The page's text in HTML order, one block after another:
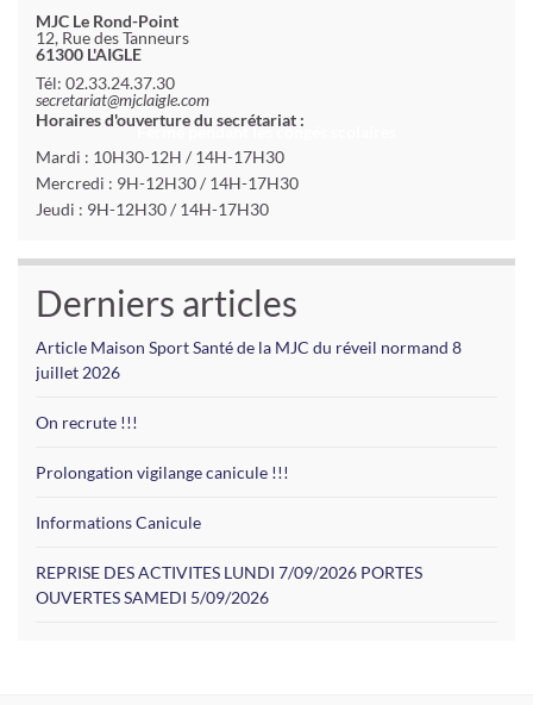
MJC Le Rond-Point
12, Rue des Tanneurs
61300 L'AIGLE
Tél: 02.33.24.37.30
secretariat@mjclaigle.com
Horaires d'ouverture du secrétariat :
Fermé pendant les congés scolaires
Mardi : 10H30-12H / 14H-17H30
Mercredi : 9H-12H30 / 14H-17H30
Jeudi : 9H-12H30 / 14H-17H30
Derniers articles
Article Maison Sport Santé de la MJC du réveil normand 8
juillet 2026
On recrute !!!
Prolongation vigilange canicule !!!
Informations Canicule
REPRISE DES ACTIVITES LUNDI 7/09/2026 PORTES
OUVERTES SAMEDI 5/09/2026